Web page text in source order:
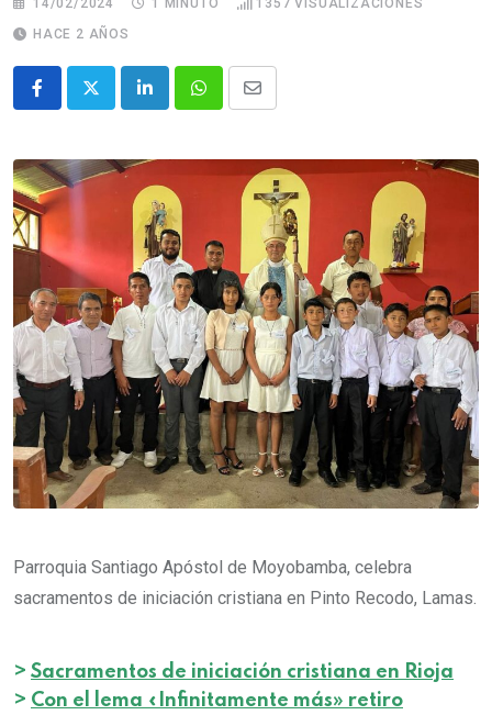
14/02/2024 1 MINUTO 1357 VISUALIZACIONES
HACE 2 AÑOS
Parroquia Santiago Apóstol de Moyobamba, celebra
sacramentos de iniciación cristiana en Pinto Recodo, Lamas.
> Sacramentos de iniciación cristiana en Rioja
> Con el lema «Infinitamente más» retiro